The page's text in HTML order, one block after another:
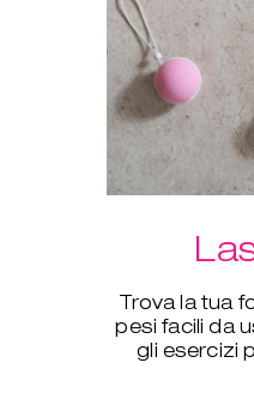
Trova la tua
pesi facili da
gli esercizi